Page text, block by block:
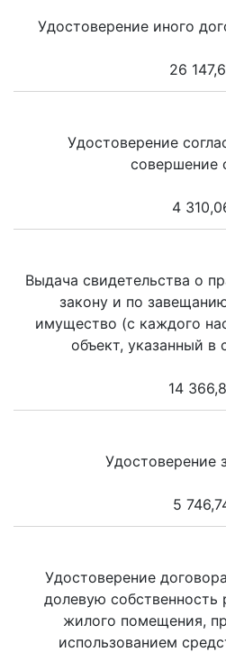
Удостоверение иного
26
Удостоверение
совершение
4
Выдача свидетельства о
закону и по
имущество (с каждого
объект, указанный в
14
Удостоверение
5
Удостоверение
долевую собственность
жилого помещения,
использованием